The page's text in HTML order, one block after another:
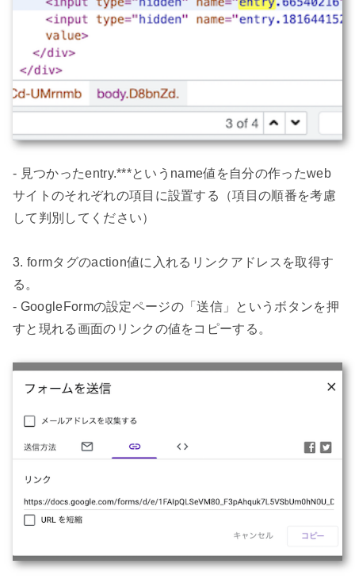
- 見つかったentry.***というname値を自分の作ったweb
サイトのそれぞれの項目に設置する（項目の順番を考慮
して判別してください）
3. formタグのaction値に入れるリンクアドレスを取得す
る。
- GoogleFormの設定ページの「送信」というボタンを押
すと現れる画面のリンクの値をコピーする。